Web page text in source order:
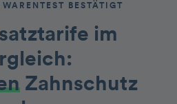
BESTÄTIGT
im
:
Zahnschutz